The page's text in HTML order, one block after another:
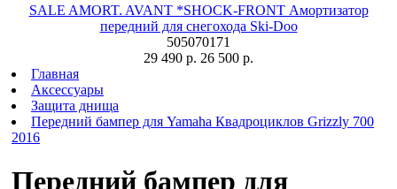
SALE AMORT. AVANT *SHOCK-FRONT Амортизатор
передний для снегохода Ski-Doo
505070171
29 490 р. 26 500 р.
Главная
Аксессуары
Защита днища
Передний бампер для Yamaha Квадроциклов Grizzly 700
2016
Передний бампер для